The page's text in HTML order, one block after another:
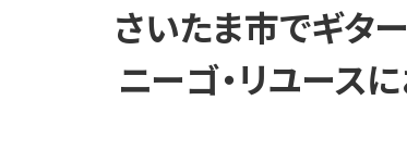
さいたま市でギタ
ニーゴ・リユース